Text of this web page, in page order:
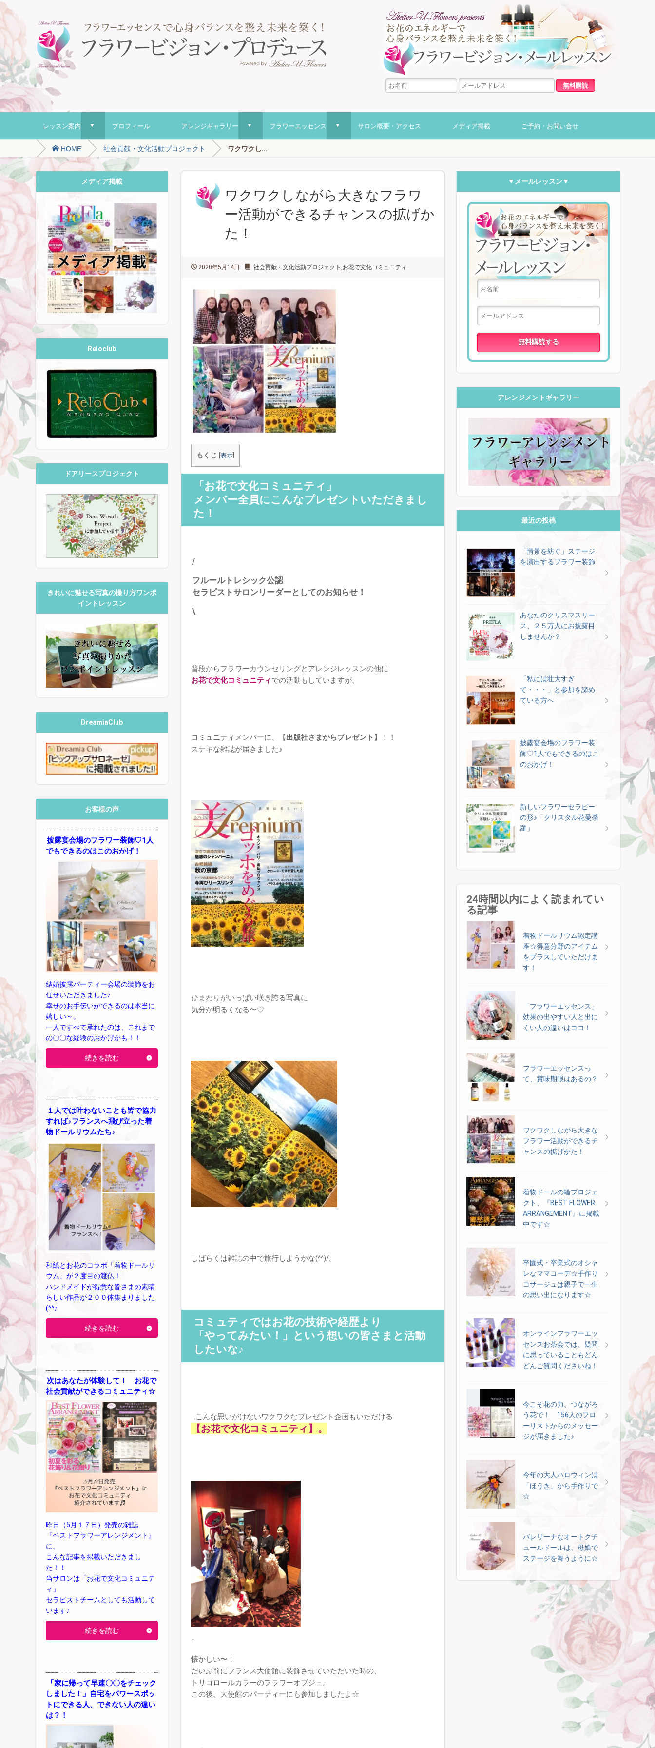
レッスン案内 d プロフィール アレンジギャラリー d フラワーエッセンス d サロン概要・アクセス メディア掲載 ご予約・お問い合せ
HOME 社会貢献・文化活動プロジェクト ワクワクし...
ワクワクしながら大きなフラワ
ー活動ができるチャンスの拡げか
た！
2020年5月14日 社会貢献・文化活動プロジェクト ,お花で文化コミュニティ
もくじ 表示
「お花で文化コミュニティ」
メンバー全員にこんなプレゼントいただきまし
た！
/
フルールトレシック公認
セラピストサロンリーダーとしてのお知らせ！
\
普段からフラワーカウンセリングと アレンジレッスンの他に
お花で文化コミュニティでの活動もしていますが、
コミュニティメンバーに、【出版社さまからプレゼント】！！
ステキな雑誌が届きました♪
ひまわりがいっぱい咲き誇る写真に
気分が明るくなる〜♡
しばらくは雑誌の中で旅行しようかな(^^)/。
コミュティではお花の技術や経歴より
「やってみたい！」という想いの皆さまと活動
したいな♪
…こんな思いがけないワクワクなプレゼント企画もいただける
【お花で文化コミュニティ】。
↑
懐かしい〜！
だいぶ前にフランス大使館に装飾させていただいた時の、
トリコロールカラーのフラワーオブジェ。
この後、大使館のパーティーにも参加しましたよ☆
メディア掲載
Reloclub
ドアリースプロジェクト
きれいに魅せる写真の撮り方ワンポ
イントレッスン
DreamiaClub
お客様の声
披露宴会場のフラワー装飾♡1人
でもできるのはこのおかげ！
結婚披露パーティー会場の装飾をお
任せいただきました♪
幸せのお手伝いができるのは本当に
嬉しい～。
一人ですべて承れたのは、これまで
の〇〇な経験のおかげかも！！
続きを読む
１人では叶わないことも皆で協力
すれば♪フランスへ飛び立った着
物ドールリウムたち♪
和紙とお花のコラボ「着物ドールリ
ウム」が２度目の渡仏！
ハンドメイドが得意な皆さまの素晴
らしい作品が２００体集まりました
(^^♪
続きを読む
次はあなたが体験して！ お花で
社会貢献ができるコミュニティ☆
昨日（5月１７日）発売の雑誌
『ベストフラワーアレンジメント』
に、
こんな記事を掲載いただきまし
た！！
当サロンは「お花で文化コミュニテ
ィ」
セラピストチームとしても活動して
います♪
続きを読む
「家に帰って早速〇〇をチェック
しました！」自宅をパワースポッ
トにできる人、できない人の違い
は？！
▼メールレッスン▼
フラワービ
アレンジメントギャラリー
最近の投稿
「情景を紡ぐ」ステージ
を演出するフラワー装飾
あなたのクリスマスリー
ス、２５万人にお披露目
しませんか？
「私には壮大すぎ
て・・・」と参加を諦め
ている方へ
披露宴会場のフラワー装
飾♡1人でもできるのはこ
のおかげ！
新しいフラワーセラピー
の形♪「クリスタル花曼荼
羅」
24時間以内によく読まれてい
る記事
着物ドールリウム認定講
座☆得意分野のアイテム
をプラスしていただけま
す！
「フラワーエッセンス」
効果の出やすい人と出に
くい人の違いはココ！
フラワーエッセンスっ
て、賞味期限はあるの？
ワクワクしながら大きな
フラワー活動ができるチ
ャンスの拡げかた！
着物ドールの輪プロジェ
クト、『BEST FLOWER
ARRANGEMENT』に掲載
中です☆
卒園式・卒業式のオシャ
レなママコーデ☆手作り
コサージュは親子で一生
の思い出になります☆
オンラインフラワーエッ
センスお茶会では、疑問
に思っていることもどん
どんご質問くださいね！
今こそ花の力、つながろ
う花で！ 156人のフロ
ーリストからのメッセー
ジが届きました♪
今年の大人ハロウィンは
「ほうき」から手作りで
☆
バレリーナなオートクチ
ュールドールは、母娘で
ステージを舞うように☆